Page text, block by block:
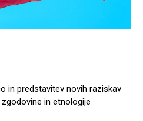
in predstavitev novih raziskav
in etnologije